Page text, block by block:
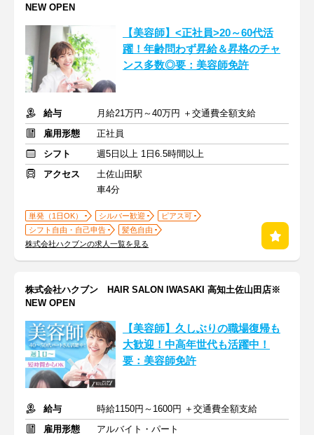
NEW OPEN
【美容師】<正社員>20～60代活
躍！年齢問わず昇給＆昇格のチャ
ンス多数◎要：美容師免許
給与
月給21万円～40万円 ＋交通費全額支給
雇用形態
正社員
シフト
週5日以上 1日6.5時間以上
アクセス
土佐山田駅
車4分
単発（1日OK） シルバー歓迎
ピアス可
シフト自由・自己申告
髪色自由
株式会社ハクブンの求人一覧を見る
株式会社ハクブン HAIR SALON IWASAKI 高知土佐山田店※
NEW OPEN
【美容師】久しぶりの職場復帰も
大歓迎！中高年世代も活躍中！
要：美容師免許
給与
時給1150円～1600円 ＋交通費全額支給
雇用形態
アルバイト・パート